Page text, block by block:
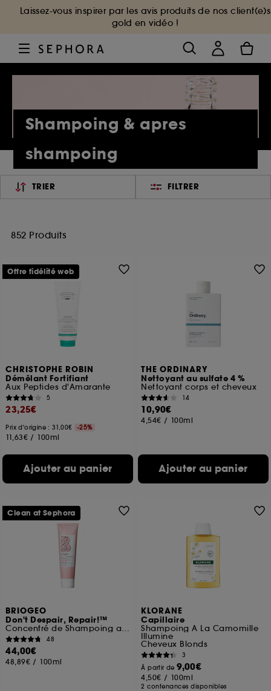
Laissez-vous inspirer par les avis produits de nos client(e)s
gold en vidéo !
Shampoing & apres
shampoing
TRIER FILTRER
852 Produits
CHRISTOPHE ROBIN
Démêlant Fortifiant
Aux Peptides d'Amarante
5
23,25€
Prix d'origine : 31,00€ -25%
11,63€ / 100ml
Ajouter au panier
Offre fidélité web
THE ORDINARY
Nettoyant au sulfate 4 %
Nettoyant corps et cheveux
14
10,90€
4,54€ / 100ml
Ajouter au panier
BRIOGEO
Don't Despair, Repair!™
Concentré de Shampoing au Riz
48
44,00€
48,89€ / 100ml
Clean at Sephora
KLORANE
Capillaire
Shampoing A La Camomille
Illumine
Cheveux Blonds
3
À partir de9,00€
4,50€ / 100ml
2 contenances disponibles